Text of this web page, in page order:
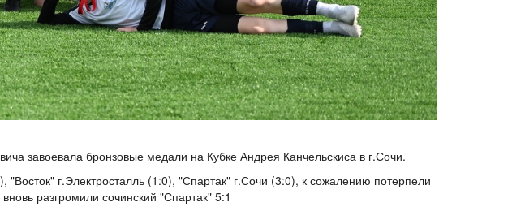
завоевала бронзовые медали на Кубке Андрея Канчельскиса в г.Сочи.
г.Электросталль (1:0), "Спартак" г.Сочи (3:0), к сожалению потерпели
разгромили сочинский "Спартак" 5:1